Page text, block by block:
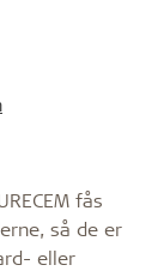
fås
så de er
eller